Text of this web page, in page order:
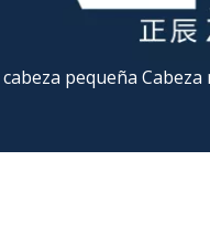
pequeña